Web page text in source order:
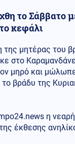
το Σάββατο
κεφάλι
της μητέρας του
στο
μηρό και
βράδυ της
η
έκθεσης